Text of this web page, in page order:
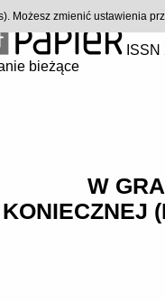
bieżące
W
KONIECZNEJ
Możesz zmienić ustawienia